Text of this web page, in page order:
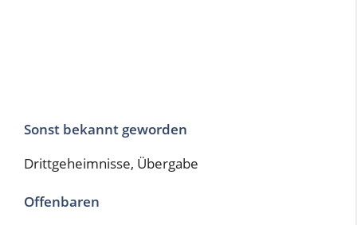
Sonst bekannt geworden
Drittgeheimnisse, Übergabe
Offenbaren